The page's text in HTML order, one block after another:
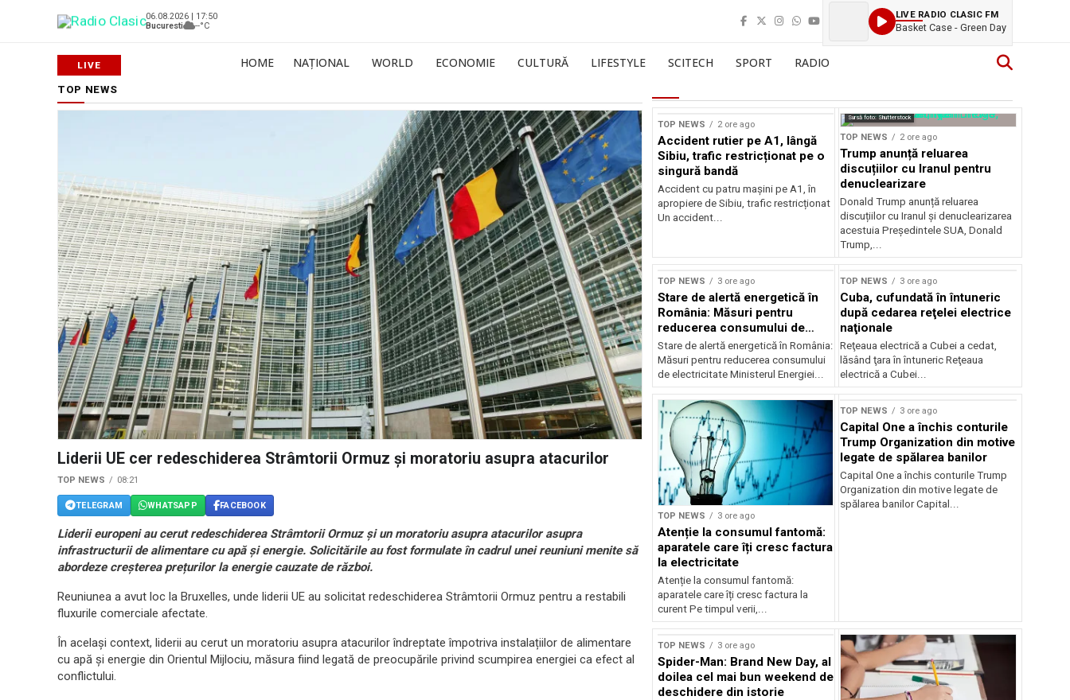
06.08.2026 | 17:50
Bucuresti
--°C
LIVE RADIO CLASIC FM
Basket Case - Green Day
HOME NAȚIONAL WORLD ECONOMIE CULTURĂ LIFESTYLE SCITECH SPORT RADIO
TOP NEWS
Liderii UE cer redeschiderea Strâmtorii Ormuz și moratoriu asupra atacurilor
TOP NEWS 08:21
TELEGRAM WHATSAPP FACEBOOK
Liderii europeni au cerut redeschiderea Strâmtorii Ormuz și un moratoriu asupra atacurilor asupra
infrastructurii de alimentare cu apă și energie. Solicitările au fost formulate în cadrul unei reuniuni menite să
abordeze creșterea prețurilor la energie cauzate de război.
Reuniunea a avut loc la Bruxelles, unde liderii UE au solicitat redeschiderea Strâmtorii Ormuz pentru a restabili
fluxurile comerciale afectate.
În același context, liderii au cerut un moratoriu asupra atacurilor îndreptate împotriva instalațiilor de alimentare
cu apă și energie din Orientul Mijlociu, măsura fiind legată de preocupările privind scumpirea energiei ca efect al
conflictului.
TOP NEWS 2 ore ago
Accident rutier pe A1, lângă
Sibiu, trafic restricționat pe o
singură bandă
Accident cu patru mașini pe A1, în
apropiere de Sibiu, trafic restricționat
Un accident...
Sursă foto: Shutterstock
TOP NEWS 2 ore ago
Trump anunță reluarea
discuțiilor cu Iranul pentru
denuclearizare
Donald Trump anunță reluarea
discuțiilor cu Iranul și denuclearizarea
acestuia Președintele SUA, Donald
Trump,...
TOP NEWS 3 ore ago
Stare de alertă energetică în
România: Măsuri pentru
reducerea consumului de
electricitate
Stare de alertă energetică în România:
Măsuri pentru reducerea consumului
de electricitate Ministerul Energiei...
TOP NEWS 3 ore ago
Cuba, cufundată în întuneric
după cedarea reţelei electrice
naţionale
Reţeaua electrică a Cubei a cedat,
lăsând ţara în întuneric Reţeaua
electrică a Cubei...
TOP NEWS 3 ore ago
Atenție la consumul fantomă:
aparatele care îți cresc factura
la electricitate
Atenție la consumul fantomă:
aparatele care îți cresc factura la
curent Pe timpul verii,...
TOP NEWS 3 ore ago
Capital One a închis conturile
Trump Organization din motive
legate de spălarea banilor
Capital One a închis conturile Trump
Organization din motive legate de
spălarea banilor Capital...
TOP NEWS 3 ore ago
Spider-Man: Brand New Day, al
doilea cel mai bun weekend de
deschidere din istorie